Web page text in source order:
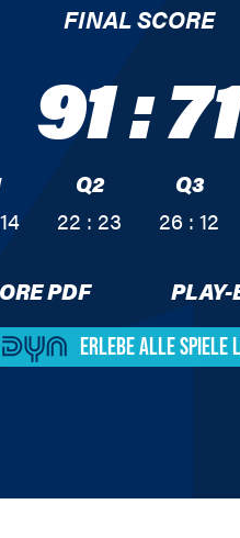
FINAL SCORE
91:
Q2
22 : 23
Q3
26 : 12
PDF PLAY-
ERLEBE ALLESPIELE